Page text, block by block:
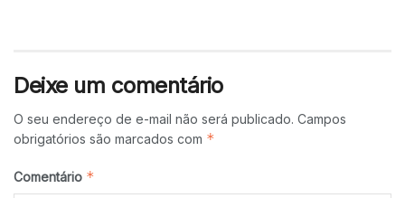
Deixe um comentário
O seu endereço de e-mail não será publicado. Campos
obrigatórios são marcados com *
Comentário *